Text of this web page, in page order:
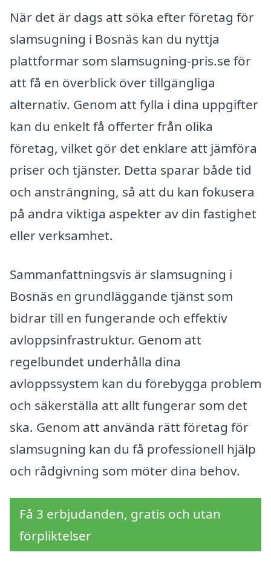
När det är dags att söka efter företag för
slamsugning i Bosnäs kan du nyttja
plattformar som slamsugning-pris.se för
att få en överblick över tillgängliga
alternativ. Genom att fylla i dina uppgifter
kan du enkelt få offerter från olika
företag, vilket gör det enklare att jämföra
priser och tjänster. Detta sparar både tid
och ansträngning, så att du kan fokusera
på andra viktiga aspekter av din fastighet
eller verksamhet.
Sammanfattningsvis är slamsugning i
Bosnäs en grundläggande tjänst som
bidrar till en fungerande och effektiv
avloppsinfrastruktur. Genom att
regelbundet underhålla dina
avloppssystem kan du förebygga problem
och säkerställa att allt fungerar som det
ska. Genom att använda rätt företag för
slamsugning kan du få professionell hjälp
och rådgivning som möter dina behov.
Få 3 erbjudanden, gratis och utan
förpliktelser